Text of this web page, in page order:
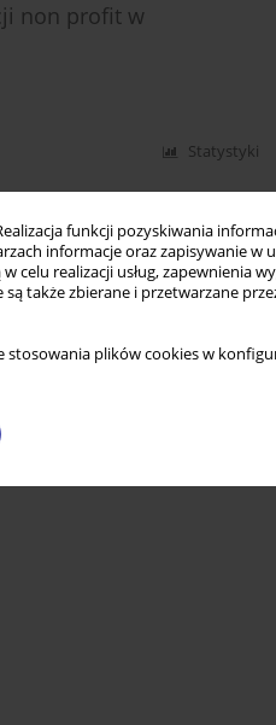
funkcji pozyskiwania
informacje oraz zapisywanie w
celu realizacji usług, zapewnienia
są także zbierane i przetwarzane
plików cookies w
non profit w
Statystyki